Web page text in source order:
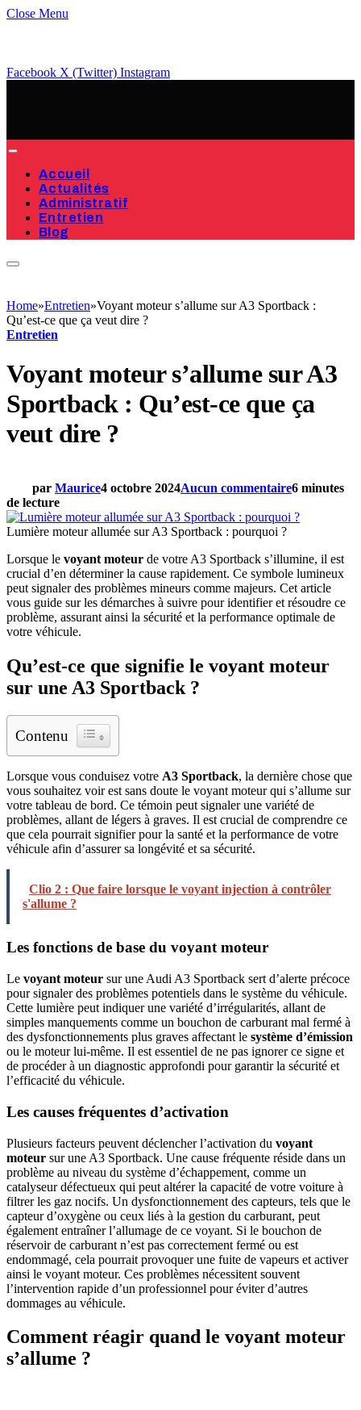
Close Menu
Facebook X (Twitter) Instagram
Accueil
Actualités
Administratif
Entretien
Blog
Home»Entretien»Voyant moteur s’allume sur A3 Sportback :
Qu’est-ce que ça veut dire ?
Entretien
Voyant moteur s’allume sur A3
Sportback : Qu’est-ce que ça
veut dire ?
par Maurice4 octobre 2024Aucun commentaire6 minutes
de lecture
Lumière moteur allumée sur A3 Sportback : pourquoi ?
Lorsque le voyant moteur de votre A3 Sportback s’illumine, il est
crucial d’en déterminer la cause rapidement. Ce symbole lumineux
peut signaler des problèmes mineurs comme majeurs. Cet article
vous guide sur les démarches à suivre pour identifier et résoudre ce
problème, assurant ainsi la sécurité et la performance optimale de
votre véhicule.
Qu’est-ce que signifie le voyant moteur
sur une A3 Sportback ?
Contenu
Lorsque vous conduisez votre A3 Sportback, la dernière chose que
vous souhaitez voir est sans doute le voyant moteur qui s’allume sur
votre tableau de bord. Ce témoin peut signaler une variété de
problèmes, allant de légers à graves. Il est crucial de comprendre ce
que cela pourrait signifier pour la santé et la performance de votre
véhicule afin d’assurer sa longévité et sa sécurité.
Clio 2 : Que faire lorsque le voyant injection à contrôler
s'allume ?
Les fonctions de base du voyant moteur
Le voyant moteur sur une Audi A3 Sportback sert d’alerte précoce
pour signaler des problèmes potentiels dans le système du véhicule.
Cette lumière peut indiquer une variété d’irrégularités, allant de
simples manquements comme un bouchon de carburant mal fermé à
des dysfonctionnements plus graves affectant le système d’émission
ou le moteur lui-même. Il est essentiel de ne pas ignorer ce signe et
de procéder à un diagnostic approfondi pour garantir la sécurité et
l’efficacité du véhicule.
Les causes fréquentes d’activation
Plusieurs facteurs peuvent déclencher l’activation du voyant
moteur sur une A3 Sportback. Une cause fréquente réside dans un
problème au niveau du système d’échappement, comme un
catalyseur défectueux qui peut altérer la capacité de votre voiture à
filtrer les gaz nocifs. Un dysfonctionnement des capteurs, tels que le
capteur d’oxygène ou ceux liés à la gestion du carburant, peut
également entraîner l’allumage de ce voyant. Si le bouchon de
réservoir de carburant n’est pas correctement fermé ou est
endommagé, cela pourrait provoquer une fuite de vapeurs et activer
ainsi le voyant moteur. Ces problèmes nécessitent souvent
l’intervention rapide d’un professionnel pour éviter d’autres
dommages au véhicule.
Comment réagir quand le voyant moteur
s’allume ?